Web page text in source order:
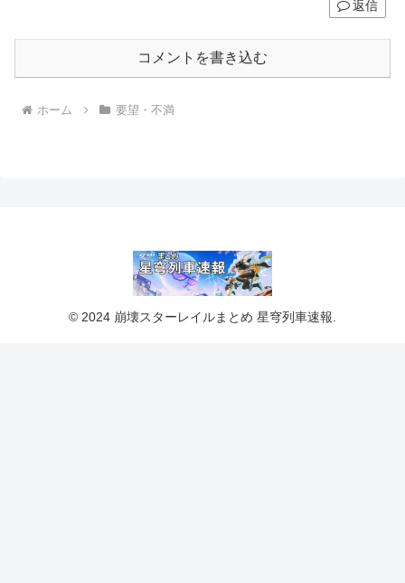
返信
コメントを書き込む
ホーム 要望・不満
© 2024 崩壊スターレイルまとめ 星穹列車速報.